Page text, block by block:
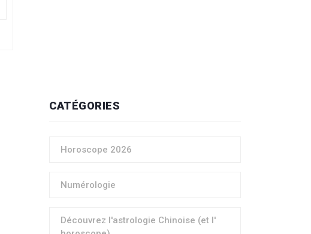
CATÉGORIES
Horoscope 2026
Numérologie
Découvrez l'astrologie Chinoise (et l'